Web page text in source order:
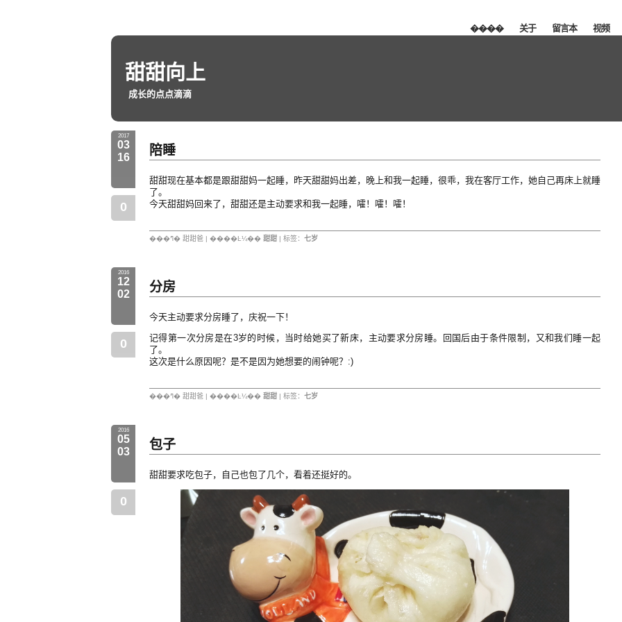
视频
留言本
关于
����
甜甜向上
成长的点点滴滴
2017
03
16
0
陪睡
甜甜现在基本都是跟甜甜妈一起睡，昨天甜甜妈出差，晚上和我一起睡，很乖，我在客厅工作，她自己再床上就睡
了。
今天甜甜妈回来了，甜甜还是主动要求和我一起睡，嚯！嚯！嚯！
���ߣ� 甜甜爸 | ����Ŀ¼�� 甜甜 | 标签： 七岁
2016
12
02
0
分房
今天主动要求分房睡了，庆祝一下！
记得第一次分房是在3岁的时候，当时给她买了新床，主动要求分房睡。回国后由于条件限制，又和我们睡一起
了。
这次是什么原因呢？是不是因为她想要的闹钟呢？:)
���ߣ� 甜甜爸 | ����Ŀ¼�� 甜甜 | 标签： 七岁
2016
05
03
0
包子
甜甜要求吃包子，自己也包了几个，看着还挺好的。